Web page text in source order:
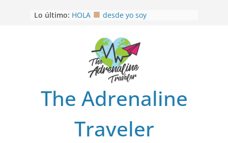
Lo último: HOLA
desde yo soy
EL SENDERO DEL CACAO: Excelente
opción
HOSPEDAJE AL NATURALSHH !!
OTRA PERSPECTIVA de RÍO EL
MULITO!
The Adrenaline
Traveler